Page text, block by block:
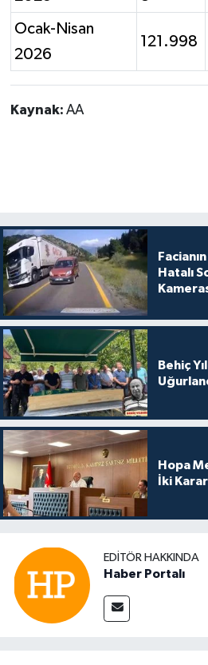
Ocak-Nisan
2026
121.998
Kaynak: AA
Hatalı
Behiç
Hopa
İki Karar
EDITÖR HAKKINDA
Haber Portalı